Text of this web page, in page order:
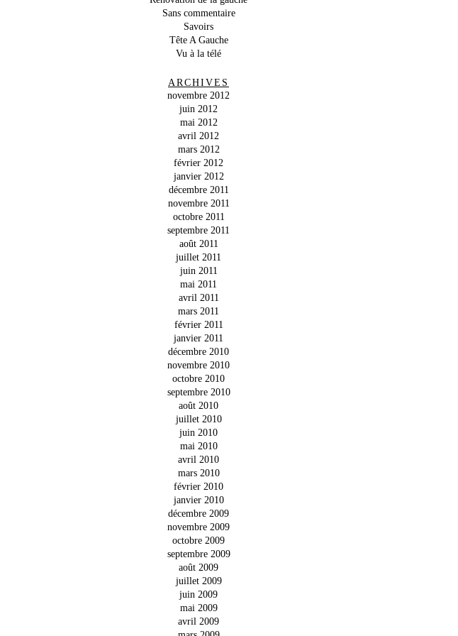
Sans commentaire
Savoirs
Tête A Gauche
Vu à la télé
ARCHIVES
novembre 2012
juin 2012
mai 2012
avril 2012
mars 2012
février 2012
janvier 2012
décembre 2011
novembre 2011
octobre 2011
septembre 2011
août 2011
juillet 2011
juin 2011
mai 2011
avril 2011
mars 2011
février 2011
janvier 2011
décembre 2010
novembre 2010
octobre 2010
septembre 2010
août 2010
juillet 2010
juin 2010
mai 2010
avril 2010
mars 2010
février 2010
janvier 2010
décembre 2009
novembre 2009
octobre 2009
septembre 2009
août 2009
juillet 2009
juin 2009
mai 2009
avril 2009